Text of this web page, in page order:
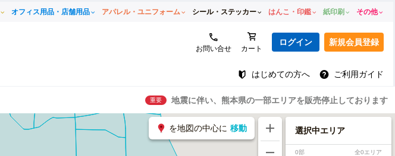
オフィス用品・店舗用品 アパレル・ユニフォーム シール・ステッカー はんこ・印鑑 紙印刷 その他
お問い合せ カート
ログイン 新規会員登録
はじめての方へ ご利用ガイド
重要 地震に伴い、熊本県の一部エリアを販売停止しております
を地図の中心に 移動 選択中エリア
0部 全0エリア